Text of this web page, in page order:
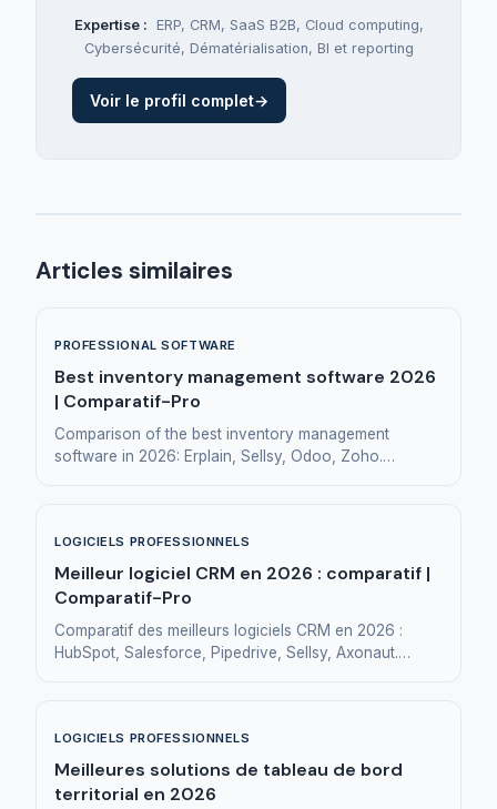
Expertise : ERP, CRM, SaaS B2B, Cloud computing,
Cybersécurité, Dématérialisation, BI et reporting
Voir le profil complet→
Articles similaires
PROFESSIONAL SOFTWARE
Best inventory management software 2026
| Comparatif-Pro
Comparison of the best inventory management
software in 2026: Erplain, Sellsy, Odoo, Zoho.
LOGICIELS PROFESSIONNELS
Meilleur logiciel CRM en 2026 : comparatif |
Comparatif-Pro
Comparatif des meilleurs logiciels CRM en 2026 :
HubSpot, Salesforce, Pipedrive, Sellsy, Axonaut.
LOGICIELS PROFESSIONNELS
Meilleures solutions de tableau de bord
territorial en 2026